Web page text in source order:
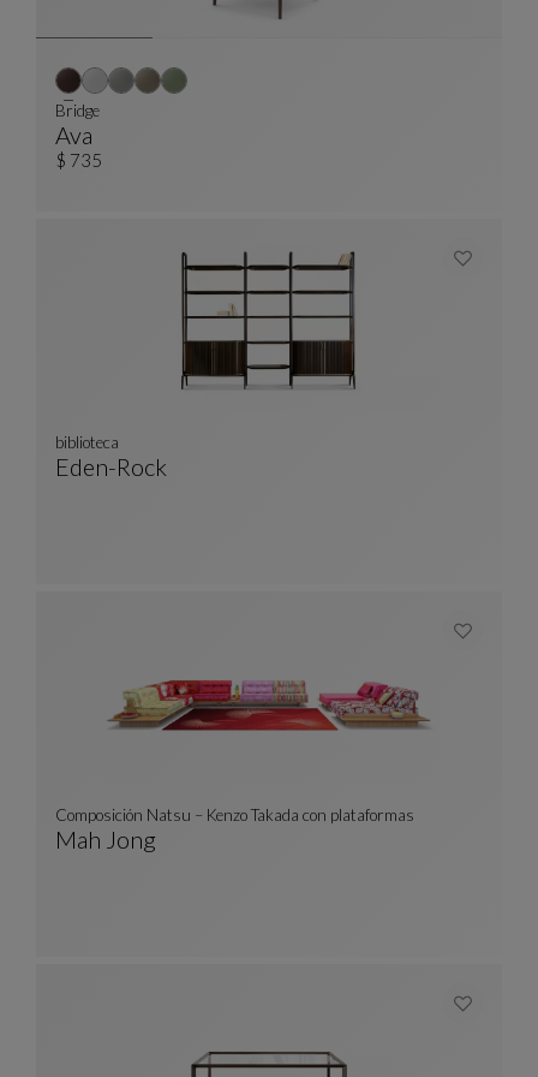
Ava
Bridge
Ver Descripción Completa
Bridge
$ 735
Eden-Rock
biblioteca
Mah Jong
Composición Natsu – Kenzo Takada con plataformas